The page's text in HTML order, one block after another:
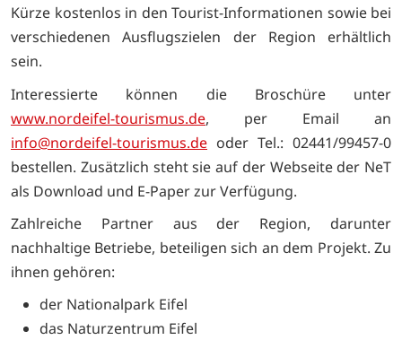
Kürze kostenlos in den Tourist-Informationen sowie bei
verschiedenen Ausflugszielen der Region erhältlich
sein.
Interessierte können die Broschüre unter
www.nordeifel-tourismus.de, per Email an
info@nordeifel-tourismus.de oder Tel.: 02441/99457-0
bestellen. Zusätzlich steht sie auf der Webseite der NeT
als Download und E-Paper zur Verfügung.
Zahlreiche Partner aus der Region, darunter
nachhaltige Betriebe, beteiligen sich an dem Projekt. Zu
ihnen gehören:
der Nationalpark Eifel
das Naturzentrum Eifel